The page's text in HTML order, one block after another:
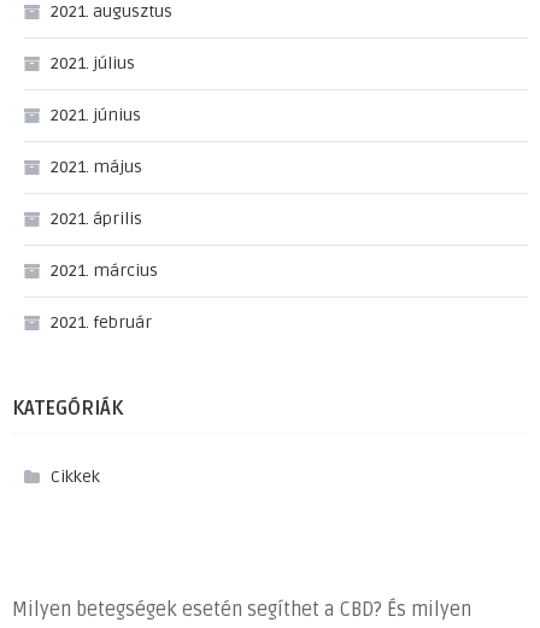
2021. augusztus
2021. július
2021. június
2021. május
2021. április
2021. március
2021. február
KATEGÓRIÁK
Cikkek
Milyen betegségek esetén segíthet a CBD? És milyen